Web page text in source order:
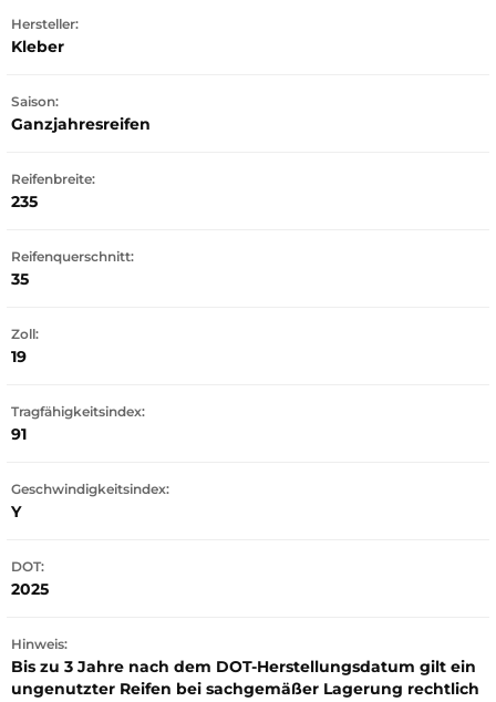
Hersteller:
Kleber
Saison:
Ganzjahresreifen
Reifenbreite:
235
Reifenquerschnitt:
35
Zoll:
19
Tragfähigkeitsindex:
91
Geschwindigkeitsindex:
Y
DOT:
2025
Hinweis:
Bis zu 3 Jahre nach dem DOT-Herstellungsdatum gilt ein
ungenutzter Reifen bei sachgemäßer Lagerung rechtlich